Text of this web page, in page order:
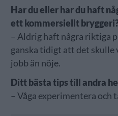
Har du eller har du haft
ett kommersiellt
– Aldrig haft några riktiga
ganska tidigt att det skulle
jobb än nöje.
Ditt bästa tips till andra
– Våga experimentera och